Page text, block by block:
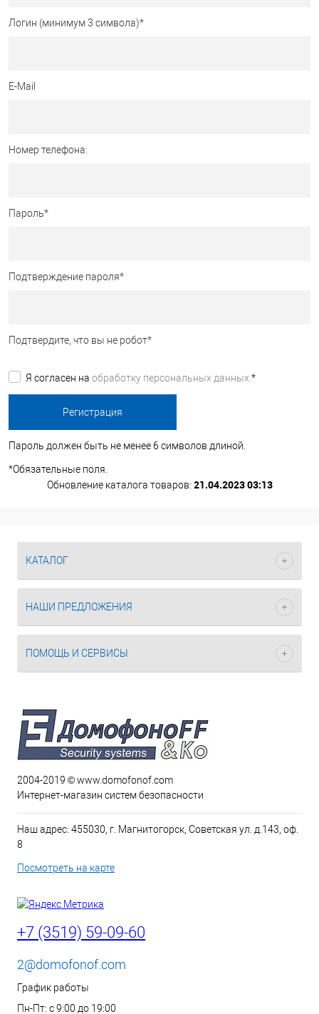
Логин (минимум 3 символа)*
E-Mail
Номер телефона:
Пароль*
Подтверждение пароля*
Подтвердите, что вы не робот*
Я согласен на обработку персональных данных. *
Пароль должен быть не менее 6 символов длиной.
*Обязательные поля.
Обновление каталога товаров: 21.04.2023 03:13
КАТАЛОГ
НАШИ ПРЕДЛОЖЕНИЯ
ПОМОЩЬ И СЕРВИСЫ
2004-2019 © www.domofonof.com
Интернет-магазин систем безопасности
Наш адрес: 455030, г. Магнитогорск, Советская ул. д.143, оф.
8
Посмотреть на карте
+7 (3519) 59-09-60
2@domofonof.com
График работы
Пн-Пт: с 9:00 до 19:00